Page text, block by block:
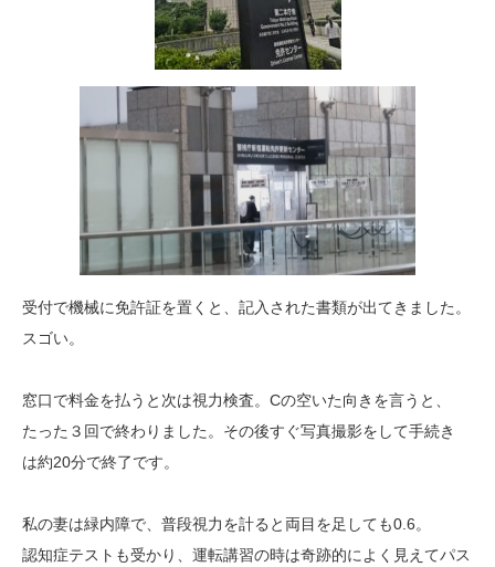
受付で機械に免許証を置くと、記入された書類が出てきました。
スゴい。
窓口で料金を払うと次は視力検査。Cの空いた向きを言うと、
たった３回で終わりました。その後すぐ写真撮影をして手続き
は約20分で終了です。
私の妻は緑内障で、普段視力を計ると両目を足しても0.6。
認知症テストも受かり、運転講習の時は奇跡的によく見えてパス